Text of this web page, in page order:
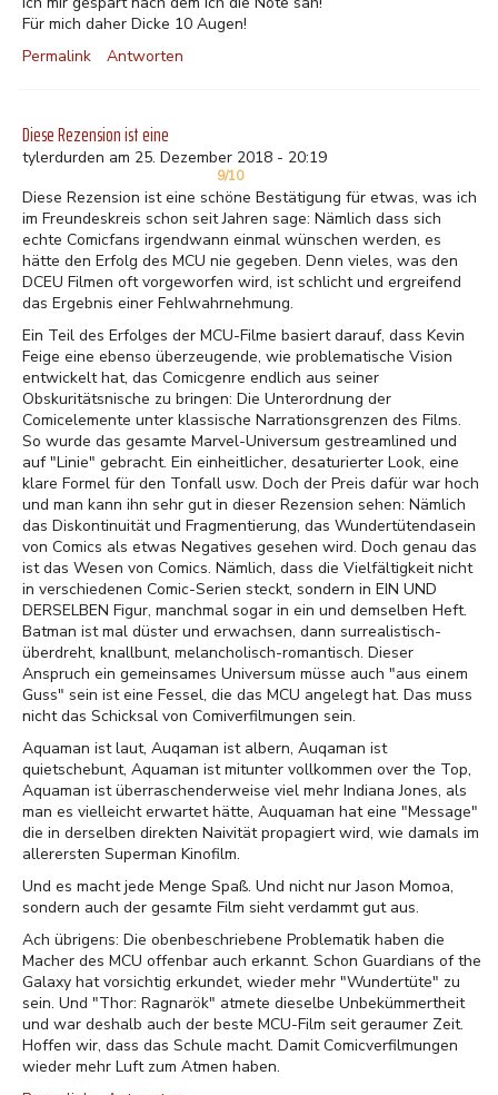
Für mich daher Dicke 10 Augen!
Permalink
Antworten
Diese Rezension ist eine
tylerdurden am 25. Dezember 2018 - 20:19
9/10
Diese Rezension ist eine schöne Bestätigung für etwas, was ich
im Freundeskreis schon seit Jahren sage: Nämlich dass sich
echte Comicfans irgendwann einmal wünschen werden, es
hätte den Erfolg des MCU nie gegeben. Denn vieles, was den
DCEU Filmen oft vorgeworfen wird, ist schlicht und ergreifend
das Ergebnis einer Fehlwahrnehmung.
Ein Teil des Erfolges der MCU-Filme basiert darauf, dass Kevin
Feige eine ebenso überzeugende, wie problematische Vision
entwickelt hat, das Comicgenre endlich aus seiner
Obskuritätsnische zu bringen: Die Unterordnung der
Comicelemente unter klassische Narrationsgrenzen des Films.
So wurde das gesamte Marvel-Universum gestreamlined und
auf "Linie" gebracht. Ein einheitlicher, desaturierter Look, eine
klare Formel für den Tonfall usw. Doch der Preis dafür war hoch
und man kann ihn sehr gut in dieser Rezension sehen: Nämlich
das Diskontinuität und Fragmentierung, das Wundertütendasein
von Comics als etwas Negatives gesehen wird. Doch genau das
ist das Wesen von Comics. Nämlich, dass die Vielfältigkeit nicht
in verschiedenen Comic-Serien steckt, sondern in EIN UND
DERSELBEN Figur, manchmal sogar in ein und demselben Heft.
Batman ist mal düster und erwachsen, dann surrealistisch-
überdreht, knallbunt, melancholisch-romantisch. Dieser
Anspruch ein gemeinsames Universum müsse auch "aus einem
Guss" sein ist eine Fessel, die das MCU angelegt hat. Das muss
nicht das Schicksal von Comiverfilmungen sein.
Aquaman ist laut, Auqaman ist albern, Auqaman ist
quietschebunt, Aquaman ist mitunter vollkommen over the Top,
Aquaman ist überraschenderweise viel mehr Indiana Jones, als
man es vielleicht erwartet hätte, Auquaman hat eine "Message"
die in derselben direkten Naivität propagiert wird, wie damals im
allerersten Superman Kinofilm.
Und es macht jede Menge Spaß. Und nicht nur Jason Momoa,
sondern auch der gesamte Film sieht verdammt gut aus.
Ach übrigens: Die obenbeschriebene Problematik haben die
Macher des MCU offenbar auch erkannt. Schon Guardians of the
Galaxy hat vorsichtig erkundet, wieder mehr "Wundertüte" zu
sein. Und "Thor: Ragnarök" atmete dieselbe Unbekümmertheit
und war deshalb auch der beste MCU-Film seit geraumer Zeit.
Hoffen wir, dass das Schule macht. Damit Comicverfilmungen
wieder mehr Luft zum Atmen haben.